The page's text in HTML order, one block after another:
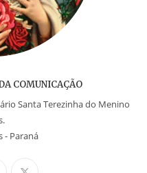
COMUNICAÇÃO
Santa Terezinha do Menino
- Paraná